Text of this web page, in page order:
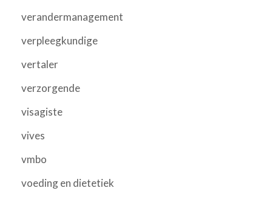
verandermanagement
verpleegkundige
vertaler
verzorgende
visagiste
vives
vmbo
voeding en dietetiek